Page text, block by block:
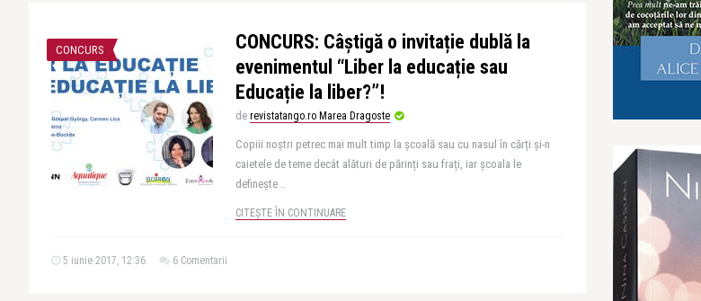
CONCURS
CONCURS: Câștigă o invitație dublă la
evenimentul “Liber la educație sau
Educație la liber?”!
de revistatango.ro Marea Dragoste
Copiii noștri petrec mai mult timp la școală sau cu nasul în cărți și-n
caietele de teme decât alături de părinți sau frați, iar școala le
definește ..
CITEȘTE ÎN CONTINUARE
5 iunie 2017, 12:36 6 Comentarii